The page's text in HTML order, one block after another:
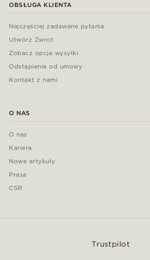
OBSŁUGA KLIENTA
Najczęściej zadawane pytania
Utwórz Zwrot
Zobacz opcje wysyłki
Odstąpienie od umowy
Kontakt z nami
O NAS
O nas
Kariera
Nowe artykuły
Prasa
CSR
Trustpilot